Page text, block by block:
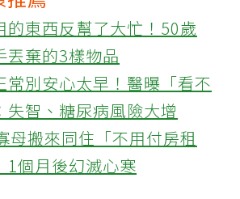
的東西反幫了大忙！50歲
丟棄的3樣物品
常別安心太早！醫曝「看不
失智、糖尿病風險大增
母搬來同住「不用付房租
1個月後幻滅心寒